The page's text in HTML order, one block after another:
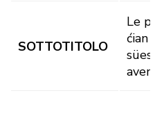
SOTTOTITOLO
Le
ćian y
sües